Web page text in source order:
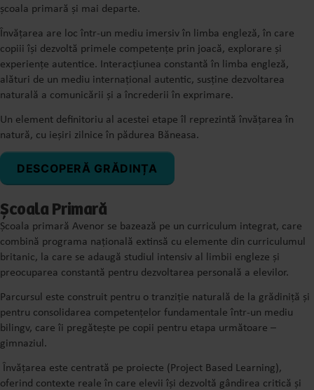
școala primară și mai departe.
Învățarea are loc într-un mediu imersiv în limba engleză, în care
copiii își dezvoltă primele competențe prin joacă, explorare și
experiențe autentice. Interacțiunea constantă în limba engleză,
alături de un mediu internațional autentic, susține dezvoltarea
naturală a comunicării și a încrederii în exprimare.
Un element definitoriu al acestei etape îl reprezintă învățarea în
natură, cu ieșiri zilnice în pădurea Băneasa.
DESCOPERĂ GRĂDINȚA
Școala Primară
Școala primară Avenor se bazează pe un curriculum integrat, care
combină programa națională extinsă cu elemente din curriculumul
britanic, la care se adaugă studiul intensiv al limbii engleze și
preocuparea constantă pentru dezvoltarea personală a elevilor.
Parcursul este construit pentru o tranziție naturală de la grădiniță și
pentru consolidarea competențelor fundamentale într-un mediu
bilingv, care îi pregătește pe copii pentru etapa următoare –
gimnaziul.
Învățarea este centrată pe proiecte (Project Based Learning),
oferind contexte reale în care elevii își dezvoltă gândirea critică și